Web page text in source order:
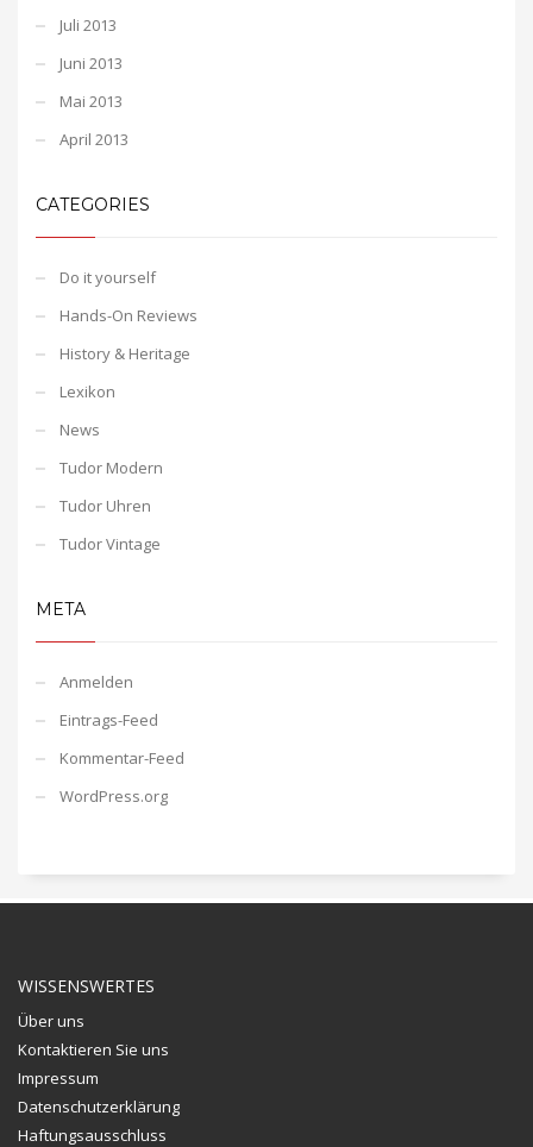
Juli 2013
Juni 2013
Mai 2013
April 2013
CATEGORIES
Do it yourself
Hands-On Reviews
History & Heritage
Lexikon
News
Tudor Modern
Tudor Uhren
Tudor Vintage
META
Anmelden
Eintrags-Feed
Kommentar-Feed
WordPress.org
WISSENSWERTES
Über uns
Kontaktieren Sie uns
Impressum
Datenschutzerklärung
Haftungsausschluss